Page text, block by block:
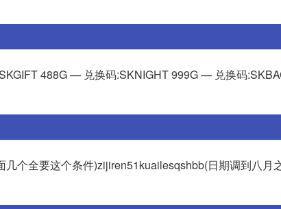
488G — 兑换码:SKNIGHT 999G — 兑换码
个全要这个条件)zijiren51kuailesqshbb(日期调到八月